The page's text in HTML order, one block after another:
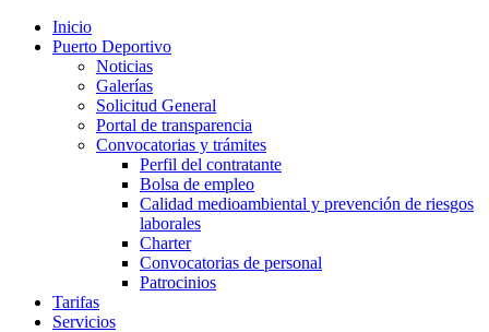
Inicio
Puerto Deportivo
Noticias
Galerías
Solicitud General
Portal de transparencia
Convocatorias y trámites
Perfil del contratante
Bolsa de empleo
Calidad medioambiental y prevención de riesgos
laborales
Charter
Convocatorias de personal
Patrocinios
Tarifas
Servicios